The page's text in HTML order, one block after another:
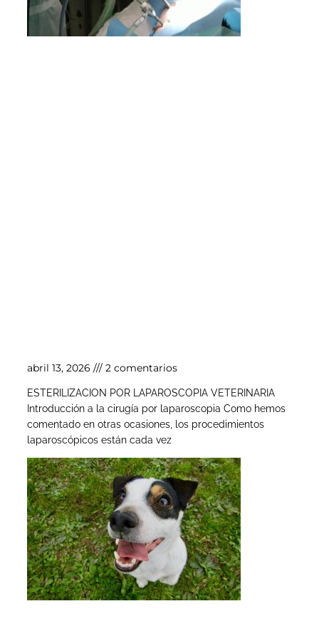
abril 13, 2026 2 comentarios
ESTERILIZACION POR LAPAROSCOPIA VETERINARIA
Introducción a la cirugía por laparoscopia Como hemos
comentado en otras ocasiones, los procedimientos
laparoscópicos están cada vez